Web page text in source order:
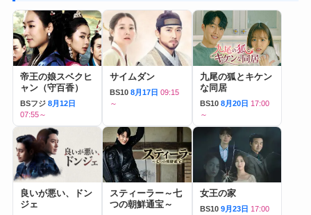
帝王の娘スベクヒ
ャン（守百香）
BSフジ 8月12日
07:55～
サイムダン
BS10 8月17日 09:15
～
九尾の狐とキケン
な同居
BS10 8月20日 17:00
～
良いが悪い、ドン
ジェ
スティーラー～七
つの朝鮮通宝～
女王の家
BS10 9月23日 17:00